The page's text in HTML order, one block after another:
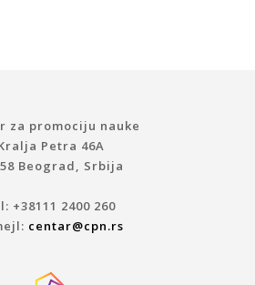
za promociju nauke
Petra 46A
Beograd, Srbija
+38111 2400 260
centar@cpn.rs